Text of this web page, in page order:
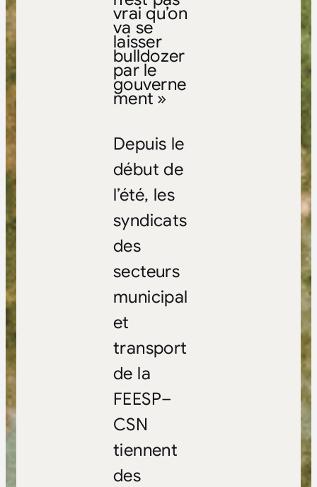
vrai qu’on
va se
laisser
bulldozer
par le
gouverne
ment »
Depuis le
début de
l’été, les
syndicats
des
secteurs
municipal
et
transport
de la
FEESP–
CSN
tiennent
des